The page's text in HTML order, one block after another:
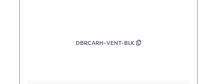
DBRCARH-VENT-BLK